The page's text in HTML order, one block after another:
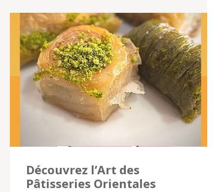
Découvrez l’Art des
Pâtisseries Orientales